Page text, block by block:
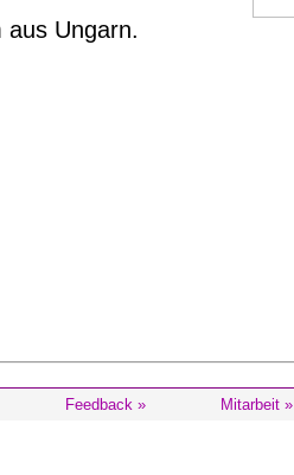
Ungarn.
Feedback » Mitarbeit »